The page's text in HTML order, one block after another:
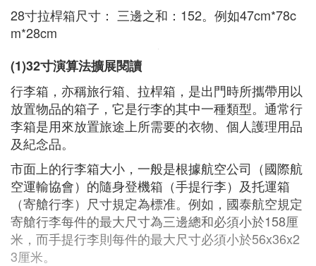
28寸拉桿箱尺寸： 三邊之和：152。例如47cm*78c
m*28cm
(1)32寸演算法擴展閱讀
行李箱，亦稱旅行箱、拉桿箱，是出門時所攜帶用以
放置物品的箱子，它是行李的其中一種類型。通常行
李箱是用來放置旅途上所需要的衣物、個人護理用品
及紀念品。
市面上的行李箱大小，一般是根據航空公司（國際航
空運輸協會）的隨身登機箱（手提行李）及托運箱
（寄艙行李）尺寸規定為標准。例如，國泰航空規定
寄艙行李每件的最大尺寸為三邊總和必須小於158厘
米，而手提行李則每件的最大尺寸必須小於56x36x2
3厘米。